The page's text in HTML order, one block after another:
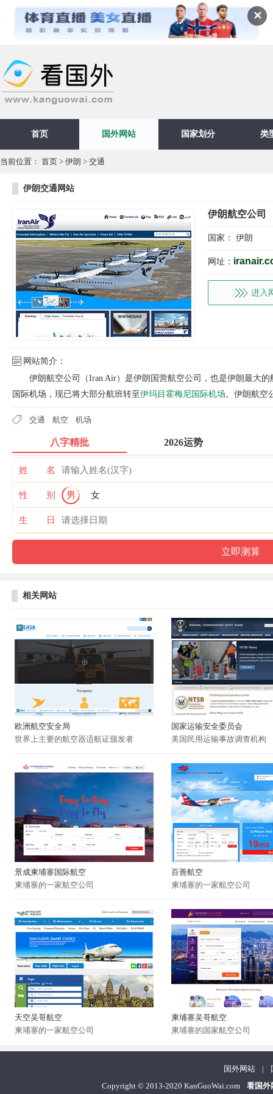
✕
首页 国外网站 国家划分 类
当前位置： 首页 > 伊朗 > 交通
伊朗交通网站
伊朗航空公司
国家： 伊朗
网址：
进入
网站简介：
伊朗航空公司（Iran Air）是伊朗国营航空公司，也是伊朗最大
国际机场，现已将大部分航班转至伊玛目霍梅尼国际机场 。伊朗航空
交通 航空 机场
八字精批 2026运势
姓 名
性 别 男 女
生 日
相关网站
欧洲航空安全局
世界上主要的航空器适航证颁发者
国家运输安全委员会
美国民用运输事故调查机构
景成柬埔寨国际航空
柬埔寨的一家航空公司
百善航空
柬埔寨的一家航空公司
天空吴哥航空
柬埔寨的一家航空公司
柬埔寨吴哥航空
柬埔寨的国家航空公司
国外网站 |
Copyright ©2013-2020 KanGuoWai.com 看国外